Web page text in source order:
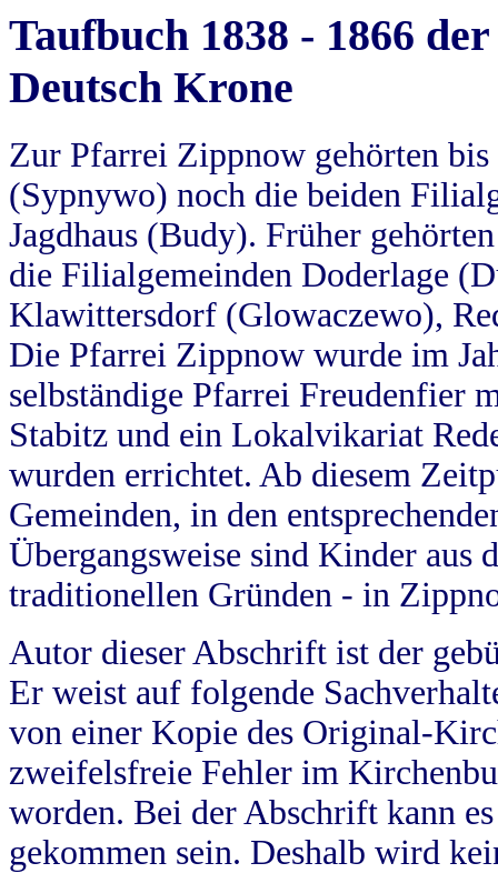
Taufbuch 1838 - 1866
Deutsch Krone
Zur Pfarrei Zippnow gehörten
(Sypnywo) noch die beiden
Jagdhaus (Budy). Früher
die Filialgemeinden Doderlage
Klawittersdorf (Glowaczewo),
Die Pfarrei Zippnow wurde im
selbständige Pfarrei Freudenfier
Stabitz und ein Lokalvikariat
wurden errichtet. Ab diesem
Gemeinden, in den
Übergangsweise sind Kinder aus
traditionellen Gründen - in
Autor dieser Abschrift ist der
Er weist auf folgende
von einer Kopie des Original-
zweifelsfreie Fehler im
worden. Bei der Abschrift kann
gekommen sein. Deshalb wird